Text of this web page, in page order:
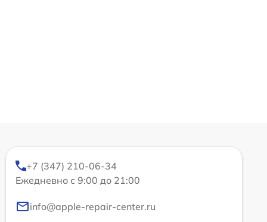
+7 (347) 210-06-34
Ежедневно с 9:00 до 21:00
info@apple-repair-center.ru